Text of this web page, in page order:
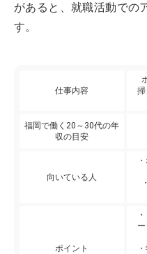
があると、就職活動での
す。
仕事内容
福岡で働く20～30代の年
収の目安
向いている人
ポイント